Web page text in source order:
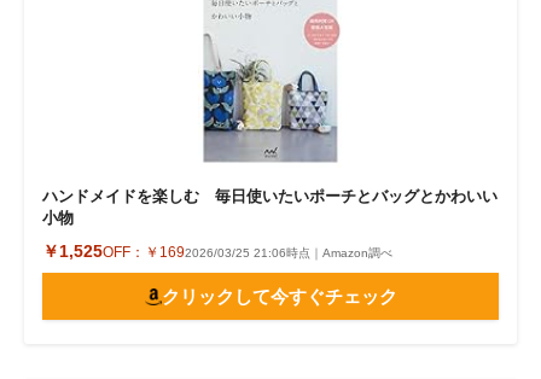
ハンドメイドを楽しむ 毎日使いたいポーチとバッグとかわいい
小物
￥1,525OFF： ￥1692026/03/25 21:06時点｜Amazon調べ
クリックして今すぐチェック